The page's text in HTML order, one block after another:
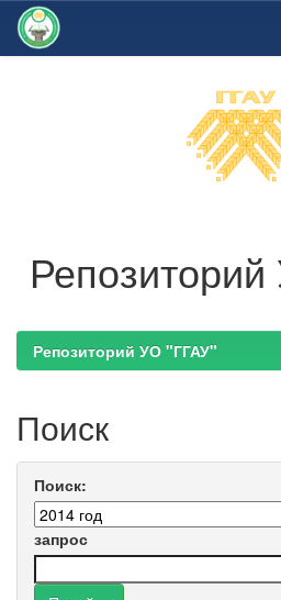
Репозиторий УО "ГГАУ"
Поиск
Поиск:
запрос